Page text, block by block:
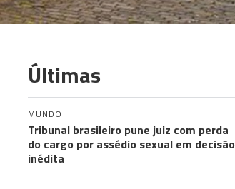
Últimas
MUNDO
Tribunal brasileiro pune juiz com perda
do cargo por assédio sexual em decisão
inédita